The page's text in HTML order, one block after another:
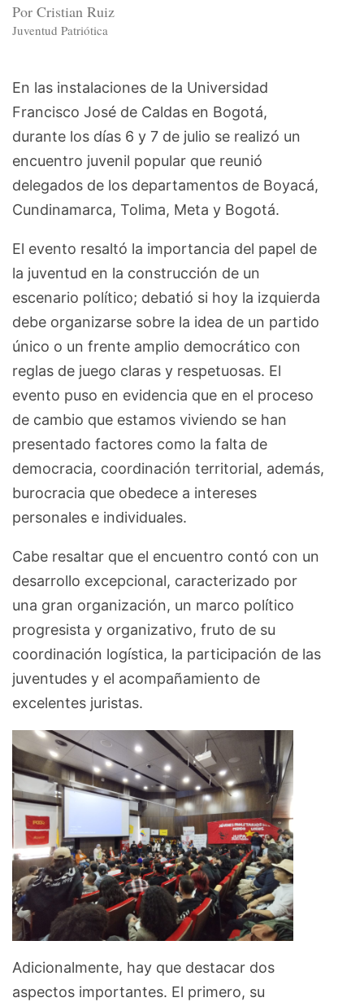
Por Cristian Ruiz
Juventud Patriótica
En las instalaciones de la Universidad
Francisco José de Caldas en Bogotá,
durante los días 6 y 7 de julio se realizó un
encuentro juvenil popular que reunió
delegados de los departamentos de Boyacá,
Cundinamarca, Tolima, Meta y Bogotá.
El evento resaltó la importancia del papel de
la juventud en la construcción de un
escenario político; debatió si hoy la izquierda
debe organizarse sobre la idea de un partido
único o un frente amplio democrático con
reglas de juego claras y respetuosas. El
evento puso en evidencia que en el proceso
de cambio que estamos viviendo se han
presentado factores como la falta de
democracia, coordinación territorial, además,
burocracia que obedece a intereses
personales e individuales.
Cabe resaltar que el encuentro contó con un
desarrollo excepcional, caracterizado por
una gran organización, un marco político
progresista y organizativo, fruto de su
coordinación logística, la participación de las
juventudes y el acompañamiento de
excelentes juristas.
Adicionalmente, hay que destacar dos
aspectos importantes. El primero, su